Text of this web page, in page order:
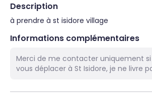
Description
à prendre à st isidore village
Informations complémentaires
Merci de me contacter uniquement si
vous déplacer à St Isidore, je ne livre